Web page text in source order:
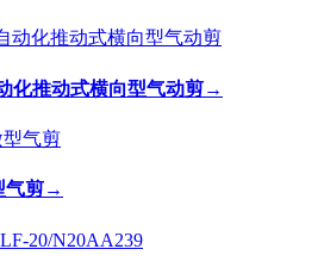
化推动式横向型气动剪→
气剪→